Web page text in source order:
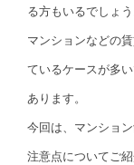
る方もいるでしょう
マンションなどの
ているケースが多
あります。
今回は、マンショ
注意点についてご紹